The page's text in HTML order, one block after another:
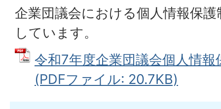
企業団議会における個人情報保
しています。
令和7年度企業団議会個人情
(PDFファイル: 20.7KB)